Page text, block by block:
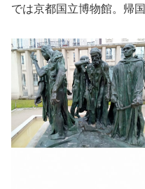
では京都国立博物館。帰